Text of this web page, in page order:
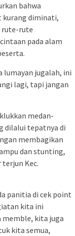
bahwa
kurang diminati,
rute-rute
pada alam
lumayan jugalah, ini
lagi, tapi jangan
medan-
dilalui tepatnya di
membagikan
dan stunting,
Kec.
panitia di cek point
kita ini
kita juga
kita semua,